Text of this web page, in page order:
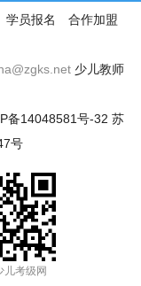
学员报名
合作加盟
少儿教师
备14048581号-32 苏
号
儿考级网